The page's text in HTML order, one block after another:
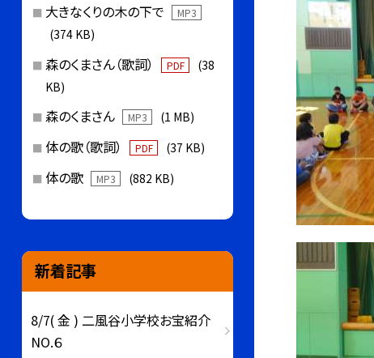
大きなくりの木の下で MP3
(374 KB)
森のくまさん（歌詞） PDF
(38
KB)
森のくまさん MP3 (1 MB)
体の歌（歌詞） PDF (37 KB)
体の歌 MP3 (882 KB)
新着記事
8/7( 金 ) 二風谷小学校お宝紹介
NO.６